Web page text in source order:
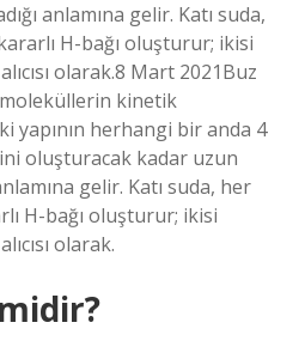
anlamına gelir. Katı suda,
H-bağı oluşturur; ikisi
olarak.8 Mart 2021Buz
kinetik
yapının herhangi bir anda 4
oluşturacak kadar uzun
gelir. Katı suda, her
H-bağı oluşturur; ikisi
olarak.